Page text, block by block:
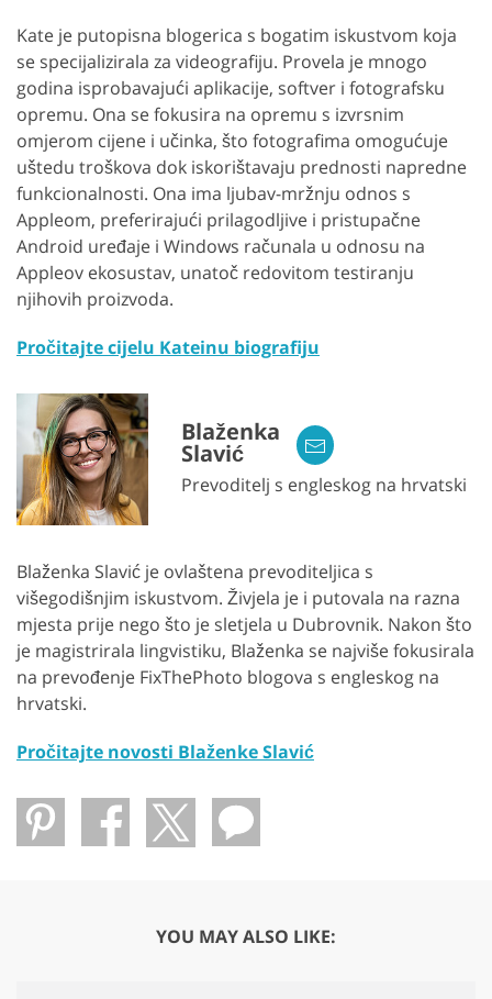
Kate je putopisna blogerica s bogatim iskustvom koja
se specijalizirala za videografiju. Provela je mnogo
godina isprobavajući aplikacije, softver i fotografsku
opremu. Ona se fokusira na opremu s izvrsnim
omjerom cijene i učinka, što fotografima omogućuje
uštedu troškova dok iskorištavaju prednosti napredne
funkcionalnosti. Ona ima ljubav-mržnju odnos s
Appleom, preferirajući prilagodljive i pristupačne
Android uređaje i Windows računala u odnosu na
Appleov ekosustav, unatoč redovitom testiranju
njihovih proizvoda.
Pročitajte cijelu Kateinu biografiju
Blaženka
Slavić
Prevoditelj s engleskog na hrvatski
Blaženka Slavić je ovlaštena prevoditeljica s
višegodišnjim iskustvom. Živjela je i putovala na razna
mjesta prije nego što je sletjela u Dubrovnik. Nakon što
je magistrirala lingvistiku, Blaženka se najviše fokusirala
na prevođenje FixThePhoto blogova s ​​engleskog na
hrvatski.
Pročitajte novosti Blaženke Slavić
YOU MAY ALSO LIKE: